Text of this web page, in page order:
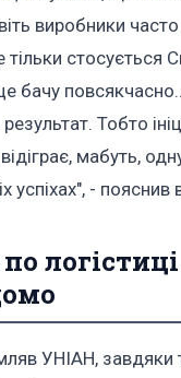
виробники
тільки стосується
бачу
Тобто
мабуть,
успіхах", - пояснив
УНІАН,